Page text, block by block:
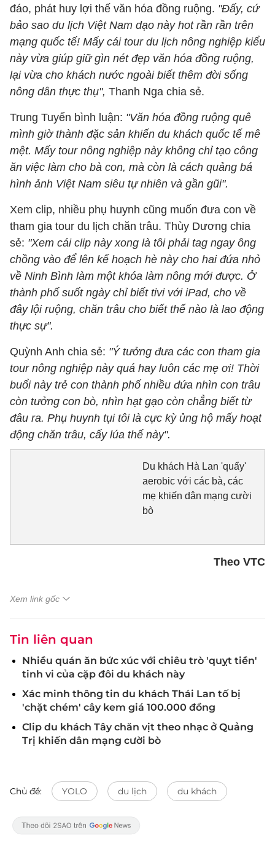
đáo, phát huy lợi thế văn hóa đồng ruộng. "Đấy, cứ
bảo sao du lịch Việt Nam dạo này hot rần rần trên
mạng quốc tế! Mấy cái tour du lịch nông nghiệp kiểu
này vừa giúp giữ gìn nét đẹp văn hóa đồng ruộng,
lại vừa cho khách nước ngoài biết thêm đời sống
nông dân thực thụ", Thanh Nga chia sẻ.
Trung Tuyến bình luận: "Văn hóa đồng ruộng quê
mình giờ thành đặc sản khiến du khách quốc tế mê
mệt. Mấy tour nông nghiệp này không chỉ tạo công
ăn việc làm cho bà con, mà còn là cách quảng bá
hình ảnh Việt Nam siêu tự nhiên và gần gũi".
Xem clip, nhiều phụ huynh cũng muốn đưa con về
tham gia tour du lịch chăn trâu. Thùy Dương chia
sẻ: "Xem cái clip này xong là tôi phải tag ngay ông
chồng vào để lên kế hoạch hè này cho hai đứa nhỏ
về Ninh Bình làm một khóa làm nông mới được. Ở
thành phố suốt ngày chỉ biết tivi với iPad, cho về
đây lội ruộng, chăn trâu cho biết thế nào là lao động
thực sự".
Quỳnh Anh chia sẻ: "Ý tưởng đưa các con tham gia
tour nông nghiệp này quá hay luôn các mẹ ơi! Thời
buổi này trẻ con thành phố nhiều đứa nhìn con trâu
còn tưởng con bò, nhìn hạt gạo còn chẳng biết từ
đâu ra. Phụ huynh tụi tôi là cực kỳ ủng hộ mấy hoạt
động chăn trâu, cấy lúa thế này".
Du khách Hà Lan 'quẩy'
aerobic với các bà, các
mẹ khiến dân mạng cười
bò
Theo VTC
Xem link gốc
Tin liên quan
Nhiều quán ăn bức xúc với chiêu trò 'quỵt tiền'
tinh vi của cặp đôi du khách này
Xác minh thông tin du khách Thái Lan tố bị
'chặt chém' cây kem giá 100.000 đồng
Clip du khách Tây chăn vịt theo nhạc ở Quảng
Trị khiến dân mạng cười bò
Chủ đề: YOLO du lịch du khách